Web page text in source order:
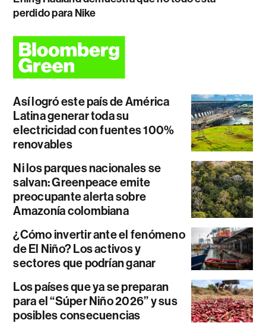
perdido para Nike
Así logró este país de América
Latina generar toda su
electricidad con fuentes 100%
renovables
Ni los parques nacionales se
salvan: Greenpeace emite
preocupante alerta sobre
Amazonía colombiana
¿Cómo invertir ante el fenómeno
de El Niño? Los activos y
sectores que podrían ganar
Los países que ya se preparan
para el “Súper Niño 2026” y sus
posibles consecuencias